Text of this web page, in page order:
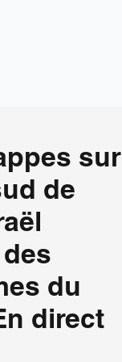
sur
de
du
direct